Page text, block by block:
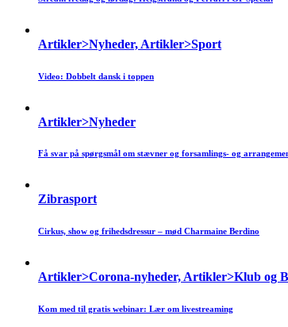
Artikler>Nyheder, Artikler>Sport
Video: Dobbelt dansk i toppen
Artikler>Nyheder
Få svar på spørgsmål om stævner og forsamlings- og
Zibrasport
Cirkus, show og frihedsdressur – mød Charmaine Berdino
Artikler>Corona-nyheder, Artikler>Klub og
Kom med til gratis webinar: Lær om livestreaming